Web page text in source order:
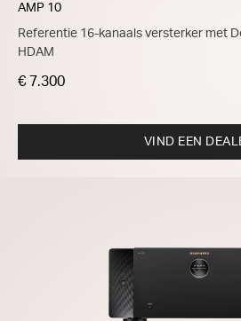
AMP 10
Referentie 16-kanaals versterker met
HDAM
€ 7.300
VIND EEN